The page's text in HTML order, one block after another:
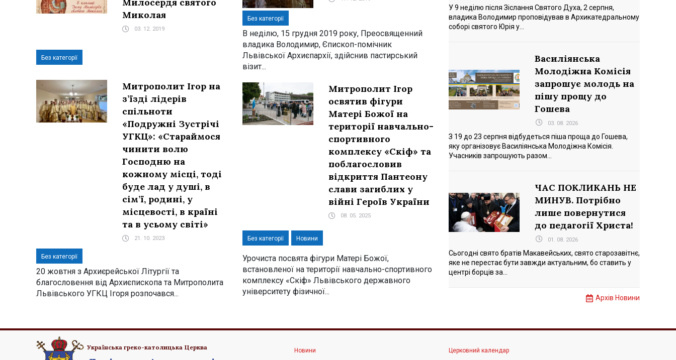
Милосердя святого
Миколая
03. 12. 2019
Без категорії
Без категорії
В неділю, 15 грудня 2019 року, Преосвященний
владика Володимир, Єпископ-помічник
Львівської Архиєпархії, здійснив пастирський
візит...
Митрополит Ігор на
з’їзді лідерів
спільноти
«Подружні Зустрічі
УГКЦ»: «Стараймося
чинити волю
Господню на
кожному місці, тоді
буде лад у душі, в
сім’ї, родині, у
місцевості, в країні
та в усьому світі»
21. 10. 2023
Без категорії
20 жовтня з Архиєрейської Літургії та
благословення від Архиєпископа та Митрополита
Львівського УГКЦ Ігоря розпочався...
Митрополит Ігор
освятив фігури
Матері Божої на
території навчально-
спортивного
комплексу «Скіф» та
поблагословив
відкриття Пантеону
слави загиблих у
війні Героїв України
08. 05. 2025
Без категорії Новини
Урочиста посвята фігури Матері Божої,
встановленої на території навчально-спортивного
комплексу «Скіф» Львівського державного
університету фізичної...
У 9 неділю після Зіслання Святого Духа, 2 серпня,
владика Володимир проповідував в Архикатедральному
соборі святого Юрія у...
Василіянська
Молодіжна Комісія
запрошує молодь на
пішу прощу до
Гошева
03. 08. 2026
З 19 до 23 серпня відбудеться піша проща до Гошева,
яку організовує Василіянська Молодіжна Комісія.
Учасників запрошують разом...
ЧАС ПОКЛИКАНЬ НЕ
МИНУВ. Потрібно
лише повернутися
до педагогії Христа!
01. 08. 2026
Сьогодні свято братів Макавейських, свято старозавітнє,
яке не перестає бути завжди актуальним, бо ставить у
центрі борців за...
Архів Новини
Українська греко-католицька Церква Новини Церковний календар